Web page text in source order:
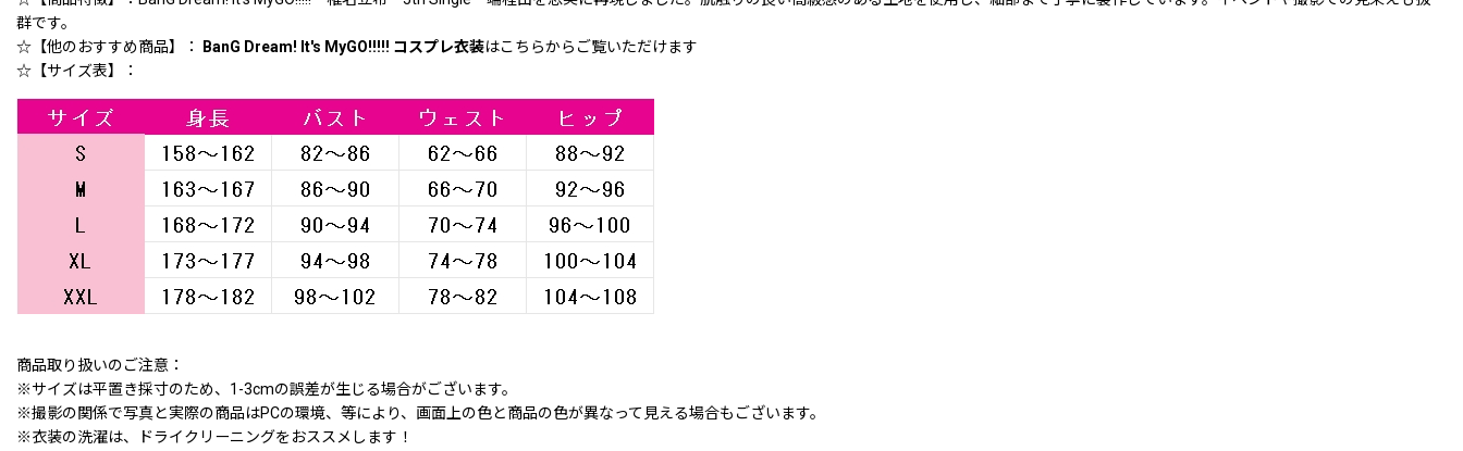
群です。
☆【他のおすすめ商品】：
BanG Dream! It's MyGO!!!!! コスプレ衣装はこちらからご覧いただけます
☆【サイズ表】：
商品取り扱いのご注意：
※サイズは平置き採寸のため、1-3cmの誤差が生じる場合がございます。
※撮影の関係で写真と実際の商品はPCの環境、等により、画面上の色と商品の色が異なって見える場合もございます。
※衣装の洗濯は、ドライクリーニングをおススメします！